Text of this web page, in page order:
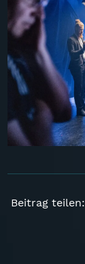
Beitrag teilen: